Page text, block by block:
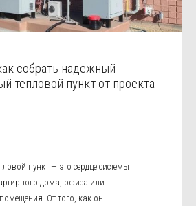
собрать надежный
тепловой пункт от проекта
пункт — это сердце системы
дома, офиса или
От того, как он